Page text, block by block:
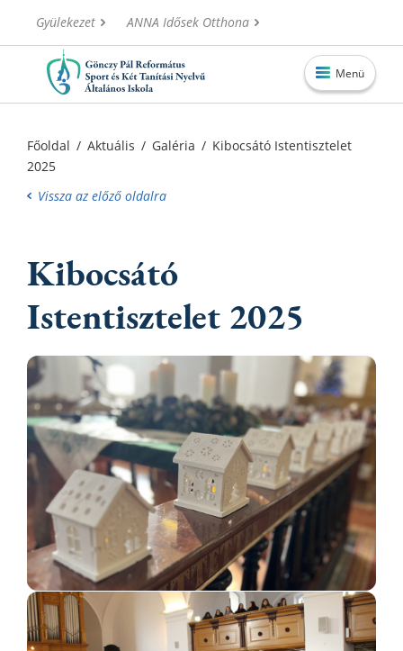
Gyülekezet ANNA Idősek Otthona
Menü
Aktuális
Iskolánk
Információk
Oktatás
Elérhetőségek
Főoldal / Aktuális / Galéria / Kibocsátó Istentisztelet
2025
Vissza az előző oldalra
Kibocsátó
Istentisztelet 2025